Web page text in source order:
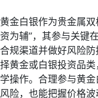
黄金白银作为贵金属
资为辅”，其参与关键
合规渠道并做好风险
择黄金或白银投资品
学操作。合理参与黄
风险，也能把握价格